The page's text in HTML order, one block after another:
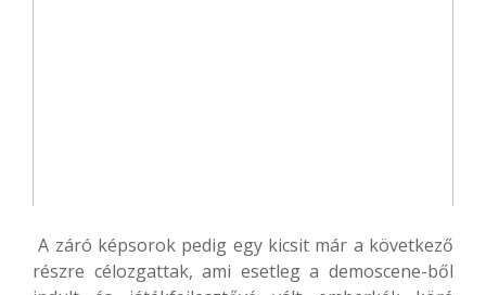
A záró képsorok pedig egy kicsit már a következő
részre célozgattak, ami esetleg a demoscene-ből